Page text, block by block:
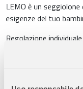
LEMO è un
esigenze del tuo
Regolazione
Numerose posizioni